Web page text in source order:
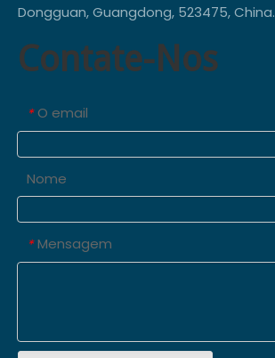
Dongguan, Guangdong, 523475, China.
Contate-Nos
* O email
Nome
* Mensagem